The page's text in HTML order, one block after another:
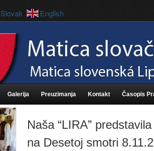
Galerija Preuzimanja Kontakt Časopis
Naša “LIRA”
na Desetoj smotri
Slovak English